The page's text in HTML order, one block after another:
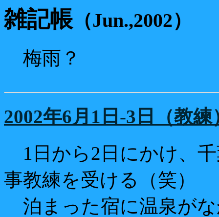
雑記帳 （Jun.,2002）
梅雨？
2002年6月1日-3日（教練
1日から2日にかけ、
事教練を受ける（笑）
泊まった宿に温泉が